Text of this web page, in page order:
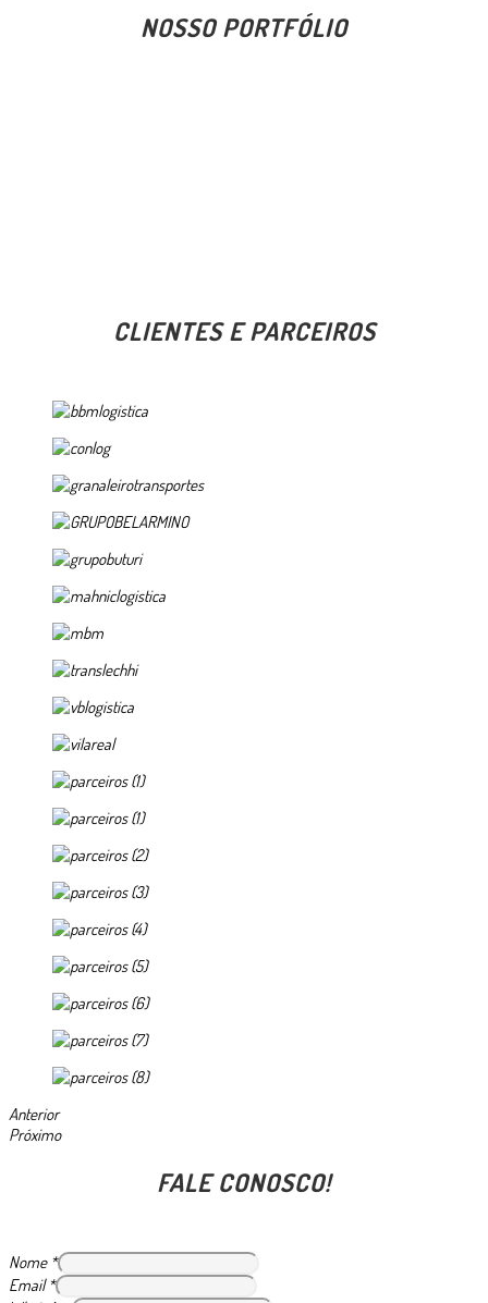
NOSSO PORTFÓLIO
CLIENTES E PARCEIROS
Anterior
Próximo
FALE CONOSCO!
Nome *
Email*